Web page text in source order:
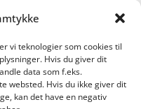
vi teknologier som cookies til
Hvis du giver dit
data som f.eks.
websted. Hvis du ikke giver dit
kan det have en negativ